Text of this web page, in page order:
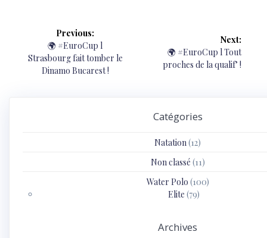
Navigation
de
l’article
Previous:
Previous
post:
🌍 #EuroCup l
Strasbourg fait tomber le
Dinamo Bucarest !
Next:
Next
post:
🌍 #EuroCup l Tout
proches de la qualif’ !
Catégories
Natation (12)
Non classé (11)
Water Polo (100)
Elite (79)
Archives